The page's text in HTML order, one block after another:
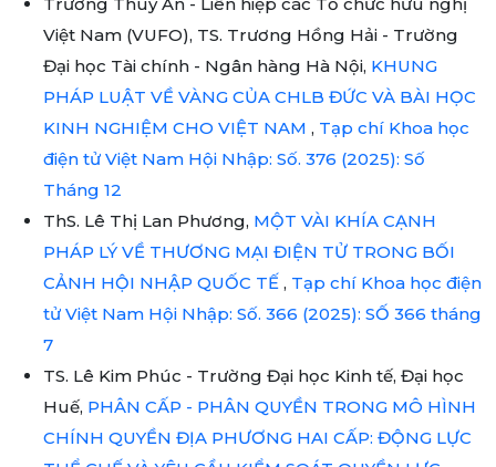
Việt Nam (VUFO), TS. Trương Hồng Hải - Trường
Đại học Tài chính - Ngân hàng Hà Nội, KHUNG
PHÁP LUẬT VỀ VÀNG CỦA CHLB ĐỨC VÀ BÀI HỌC
KINH NGHIỆM CHO VIỆT NAM , Tạp chí Khoa học
điện tử Việt Nam Hội Nhập: Số. 376 (2025): Số
Tháng 12
ThS. Lê Thị Lan Phương, MỘT VÀI KHÍA CẠNH
PHÁP LÝ VỀ THƯƠNG MẠI ĐIỆN TỬ TRONG BỐI
CẢNH HỘI NHẬP QUỐC TẾ , Tạp chí Khoa học điện
tử Việt Nam Hội Nhập: Số. 366 (2025): SỐ 366 tháng
7
TS. Lê Kim Phúc - Trường Đại học Kinh tế, Đại học
Huế, PHÂN CẤP - PHÂN QUYỀN TRONG MÔ HÌNH
CHÍNH QUYỀN ĐỊA PHƯƠNG HAI CẤP: ĐỘNG LỰC